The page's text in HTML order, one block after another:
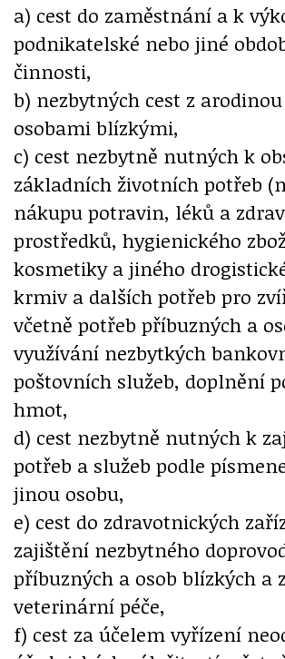
a) cest do zaměstnání a k
podnikatelské nebo jiné
činnosti,
b) nezbytných cest z
osobami blízkými,
c) cest nezbytně nutných k
základních životních potřeb
nákupu potravin, léků a
prostředků, hygienického
kosmetiky a jiného
krmiv a dalších potřeb pro
včetně potřeb příbuzných a
využívání nezbytkých
poštovních služeb, doplnění
hmot,
d) cest nezbytně nutných k
potřeb a služeb podle
jinou osobu,
e) cest do zdravotnických
zajištění nezbytného
příbuzných a osob blízkých a
veterinární péče,
f) cest za účelem vyřízení